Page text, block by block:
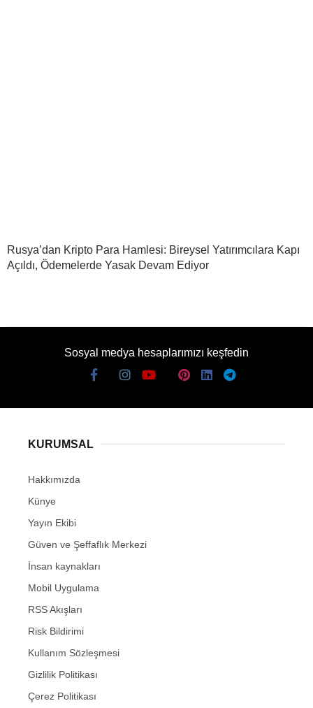
Rusya’dan Kripto Para Hamlesi: Bireysel Yatırımcılara Kapı
Açıldı, Ödemelerde Yasak Devam Ediyor
Sosyal medya hesaplarımızı keşfedin
KURUMSAL
Hakkımızda
Künye
Yayın Ekibi
Güven ve Şeffaflık Merkezi
İnsan kaynakları
Mobil Uygulama
RSS Akışları
Risk Bildirimi
Kullanım Sözleşmesi
Gizlilik Politikası
Çerez Politikası